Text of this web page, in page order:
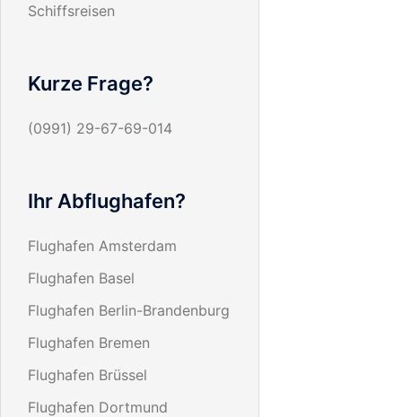
Schiffsreisen
Kurze Frage?
(0991) 29-67-69-014
Ihr Abflughafen?
Flughafen Amsterdam
Flughafen Basel
Flughafen Berlin-Brandenburg
Flughafen Bremen
Flughafen Brüssel
Flughafen Dortmund